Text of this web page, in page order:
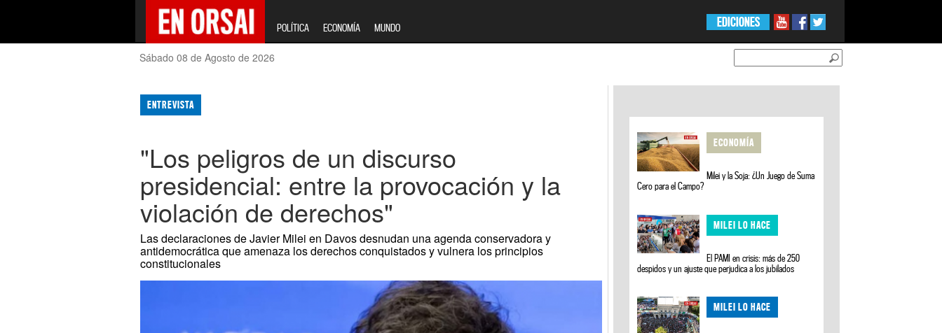
POLÍTICA ECONOMÍA MUNDO EDICIONES
Sábado 08 de Agosto de 2026
ENTREVISTA
"Los peligros de un discurso
presidencial: entre la provocación y la
violación de derechos"
Las declaraciones de Javier Milei en Davos desnudan una agenda conservadora y
antidemocrática que amenaza los derechos conquistados y vulnera los principios
constitucionales
ECONOMÍA
Milei y la Soja: ¿Un Juego de Suma
Cero para el Campo?
MILEI LO HACE
El PAMI en crisis: más de 250
despidos y un ajuste que perjudica a los jubilados
MILEI LO HACE